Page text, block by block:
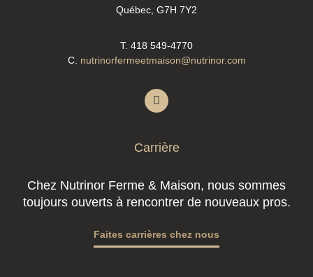
Québec, G7H 7Y2
T. 418 549-4770
C. nutrinorfermeetmaison@nutrinor.com
Carrière
Chez Nutrinor Ferme & Maison, nous sommes
toujours ouverts à rencontrer de nouveaux pros.
Faites carrières chez nous